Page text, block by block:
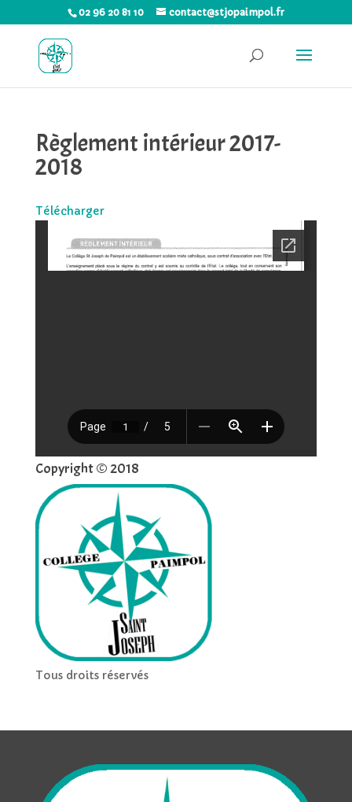
02 96 20 81 10 contact@stjopaimpol.fr
Règlement intérieur 2017-
2018
Télécharger
Copyright © 2018
Tous droits réservés